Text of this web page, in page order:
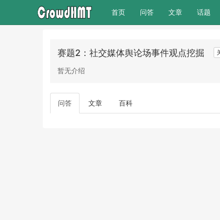
首页(current)
问答 文章 话题
赛题2：社交媒体舆论场事件观点挖掘
暂无介绍
问答 文章 百科